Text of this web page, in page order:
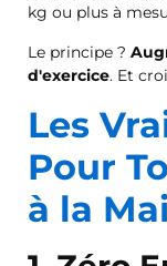
kg ou plus à
Le principe ?
d'exercice. Et
Les
Pour
à la